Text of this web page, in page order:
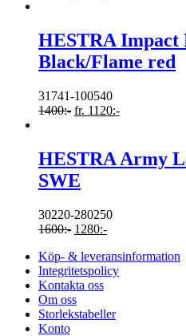
HESTRA
Black/Flame red
31741-100540
1400:- fr. 1120:-
HESTRA Army
SWE
30220-280250
1600:- 1280:-
Köp- & leveransinformation
Integritetspolicy
Kontakta oss
Om oss
Storlekstabeller
Konto